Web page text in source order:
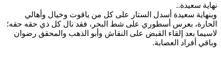
نهاية سعيدة..
وبنهاية سعيدة أسدل الستار على كل من ياقوت وخيال وأهالي
الحارة، بعرس أسطوري على شط البحر، فقد نال كل ذي حقه حقه؛
لاسيما بعد إلقاء القبض على النقاش وأبو الذهب والمحقق رضوان
وباقي أفراد العصابة.